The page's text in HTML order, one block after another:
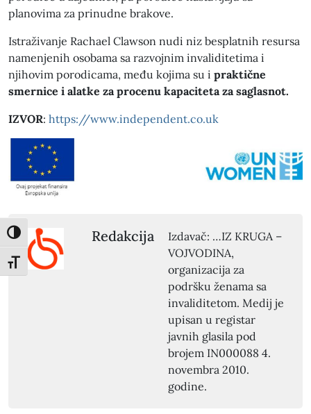
Toggle High Contrast
Toggle Font size
planovima za prinudne brakove.
Istraživanje Rachael Clawson nudi niz besplatnih resursa
namenjenih osobama sa razvojnim invaliditetima i
njihovim porodicama, među kojima su i praktične
smernice i alatke za procenu kapaciteta za saglasnot.
IZVOR: https://www.independent.co.uk
Redakcija
Izdavač: …IZ KRUGA –
VOJVODINA,
organizacija za
podršku ženama sa
invaliditetom. Medij je
upisan u registar
javnih glasila pod
brojem IN000088 4.
novembra 2010.
godine.